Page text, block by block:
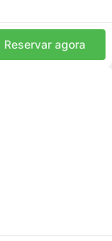
Reservar agora